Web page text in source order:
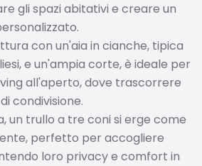
gli spazi abitativi e creare un
con un'aia in cianche, tipica
e un'ampia corte, è ideale per
all'aperto, dove trascorrere
condivisione.
un trullo a tre coni si erge come
perfetto per accogliere
loro privacy e comfort in